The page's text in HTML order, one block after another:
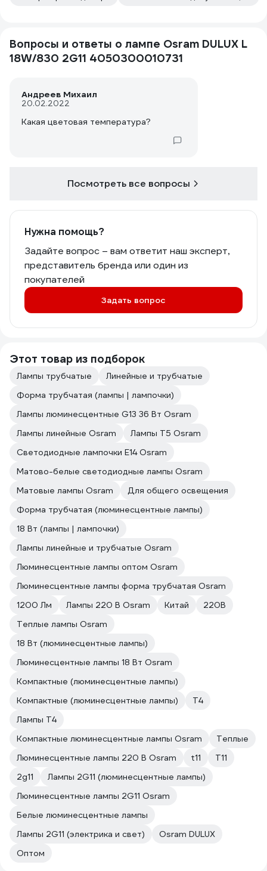
Вопросы и ответы о лампе Osram DULUX L
18W/830 2G11 4050300010731
Андреев Михаил
20.02.2022
Какая цветовая температура?
Посмотреть все вопросы
Нужна помощь?
Задайте вопрос – вам ответит наш эксперт,
представитель бренда или один из
покупателей
Задать вопрос
Этот товар из подборок
Лампы трубчатые
Линейные и трубчатые
Форма трубчатая (лампы | лампочки)
Лампы люминесцентные G13 36 Вт Osram
Лампы линейные Osram
Лампы T5 Osram
Светодиодные лампочки E14 Osram
Матово-белые светодиодные лампы Osram
Матовые лампы Osram
Для общего освещения
Форма трубчатая (люминесцентные лампы)
18 Вт (лампы | лампочки)
Лампы линейные и трубчатые Osram
Люминесцентные лампы оптом Osram
Люминесцентные лампы форма трубчатая Osram
1200 Лм
Лампы 220 В Osram Китай
220В
Теплые лампы Osram
18 Вт (люминесцентные лампы)
Люминесцентные лампы 18 Вт Osram
Компактные (люминесцентные лампы)
Компактные (люминесцентные лампы)
Т4
Лампы T4
Компактные люминесцентные лампы Osram
Теплые
Люминесцентные лампы 220 В Osram
t11
T11
2g11
Лампы 2G11 (люминесцентные лампы)
Люминесцентные лампы 2G11 Osram
Белые люминесцентные лампы
Лампы 2G11 (электрика и свет)
Osram DULUX
Оптом